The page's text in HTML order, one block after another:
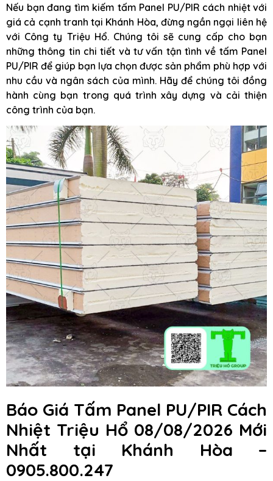
Nếu bạn đang tìm kiếm tấm Panel PU/PIR cách nhiệt với
giá cả cạnh tranh tại Khánh Hòa, đừng ngần ngại liên hệ
với Công ty Triệu Hổ. Chúng tôi sẽ cung cấp cho bạn
những thông tin chi tiết và tư vấn tận tình về tấm Panel
PU/PIR để giúp bạn lựa chọn được sản phẩm phù hợp với
nhu cầu và ngân sách của mình. Hãy để chúng tôi đồng
hành cùng bạn trong quá trình xây dựng và cải thiện
công trình của bạn.
Báo Giá Tấm Panel PU/PIR Cách
Nhiệt Triệu Hổ 08/08/2026 Mới
Nhất tại Khánh Hòa –
0905.800.247